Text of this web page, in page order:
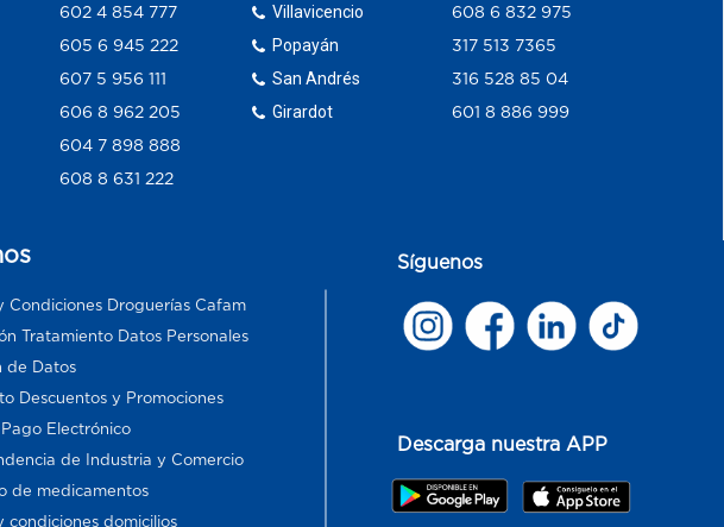
602 4 854 777
605 6 945 222
607 5 956 111
606 8 962 205
604 7 898 888
608 8 631 222
Villavicencio
Popayán
San Andrés
Girardot
608 6 832 975
317 513 7365
316 528 85 04
601 8 886 999
Condiciones Droguerías Cafam
Tratamiento Datos Personales
de Datos
Descuentos y Promociones
Electrónico
de Industria y Comercio
de medicamentos
condiciones domicilios
Síguenos
Descarga nuestra APP